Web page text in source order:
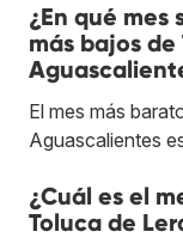
¿En qué
más bajos
El mes más
Aguascalientes
¿Cuál es el
Toluca de